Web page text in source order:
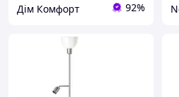
Дім Комфорт 92%